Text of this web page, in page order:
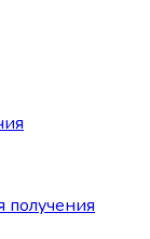
получения